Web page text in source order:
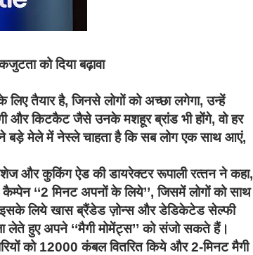
को दिया बढ़ावा
लिए तैयार है,जिनसे लोगों को अच्छा लगेगा,उन्‍हें
और किटकैट जैसे उनके मशहूर ब्रांड भी होंगे,वो हर
बड़े मेले में नेस्ले चाहता है कि सब लोग एक साथ आएं,
और कुकिंग ऐड की डायरेक्‍टर रूपाली रत्‍तन ने कहा,
कैम्‍पेन ‘‘2मिनट अपनों के लिये’’,जिसमें लोगों को साथ
इसके लिये खास ब्रैंडेड ज़ोन्‍स और डेडिकेटेड सेल्‍फी
लेते हुए अपने ‘‘मैगी मोमेंट्स’’को संजो सकते हैं।
को 12000 कंबल वितरित किये और 2-मिनट मैगी